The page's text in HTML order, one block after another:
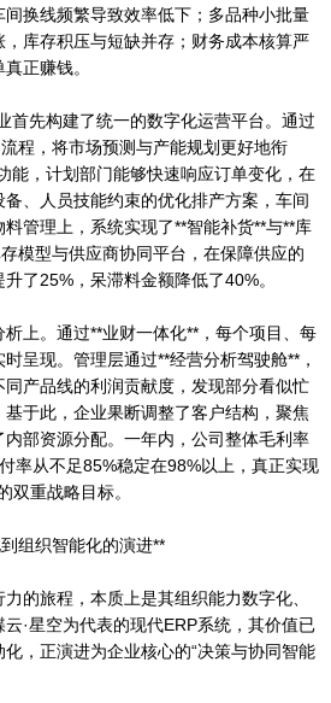
换线频繁导致效率低下；多品种小批量
库存积压与短缺并存；财务成本核算严
正赚钱。
首先构建了统一的数字化运营平台。通过
程，将市场预测与产能规划更好地衔
能，计划部门能够快速响应订单变化，在
备、人员技能约束的优化排产方案，车间
管理上，系统实现了**智能补货**与**库
模型与供应商协同平台，在保障供应的
了25%，呆滞料金额降低了40%。
上。通过**业财一体化**，每个项目、每
呈现。管理层通过**经营分析驾驶舱**，
产品线的利润贡献度，发现部分看似忙
于此，企业果断调整了客户结构，聚焦
部资源分配。一年内，公司整体毛利率
率从不足85%稳定在98%以上，真正实现
双重战略目标。
组织智能化的演进**
的旅程，本质上是其组织能力数字化、
·星空为代表的现代ERP系统，其价值已
，正演进为企业核心的“决策与协同智能